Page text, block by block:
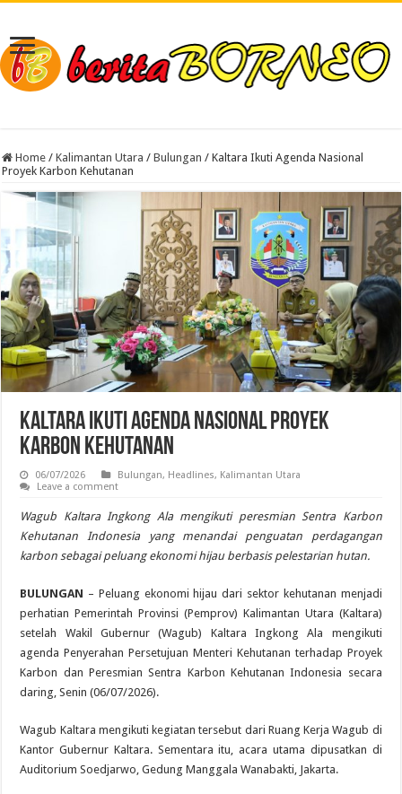
Home / Kalimantan Utara / Bulungan / Kaltara Ikuti Agenda Nasional
Proyek Karbon Kehutanan
Kaltara Ikuti Agenda Nasional Proyek
Karbon Kehutanan
06/07/2026 Bulungan, Headlines, Kalimantan Utara
Leave a comment
Wagub Kaltara Ingkong Ala mengikuti peresmian Sentra Karbon
Kehutanan Indonesia yang menandai penguatan perdagangan
karbon sebagai peluang ekonomi hijau berbasis pelestarian hutan.
BULUNGAN – Peluang ekonomi hijau dari sektor kehutanan menjadi
perhatian Pemerintah Provinsi (Pemprov) Kalimantan Utara (Kaltara)
setelah Wakil Gubernur (Wagub) Kaltara Ingkong Ala mengikuti
agenda Penyerahan Persetujuan Menteri Kehutanan terhadap Proyek
Karbon dan Peresmian Sentra Karbon Kehutanan Indonesia secara
daring, Senin (06/07/2026).
Wagub Kaltara mengikuti kegiatan tersebut dari Ruang Kerja Wagub di
Kantor Gubernur Kaltara. Sementara itu, acara utama dipusatkan di
Auditorium Soedjarwo, Gedung Manggala Wanabakti, Jakarta.